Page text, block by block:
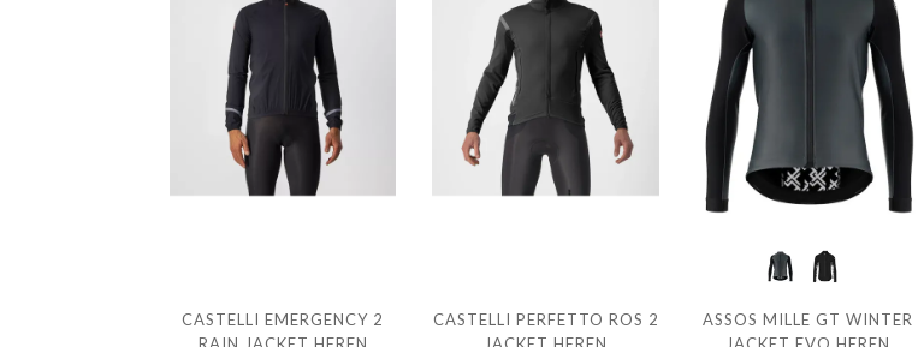
CASTELLI EMERGENCY 2
CASTELLI PERFETTO ROS 2
ASSOS MILLE GT WINTER